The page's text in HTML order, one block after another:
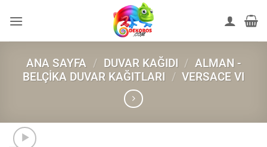
atla
ANA SAYFA / DUVAR KAĞIDI / ALMAN -
BELÇIKA DUVAR KAĞITLARI / VERSACE VI